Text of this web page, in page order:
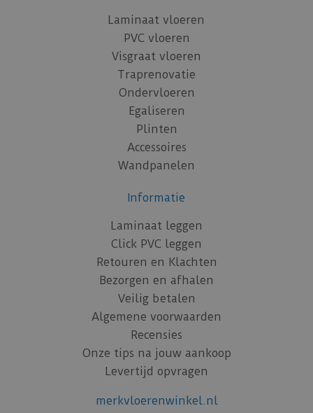
Laminaat vloeren
PVC vloeren
Visgraat vloeren
Traprenovatie
Ondervloeren
Egaliseren
Plinten
Accessoires
Wandpanelen
Informatie
Laminaat leggen
Click PVC leggen
Retouren en Klachten
Bezorgen en afhalen
Veilig betalen
Algemene voorwaarden
Recensies
Onze tips na jouw aankoop
Levertijd opvragen
merkvloerenwinkel.nl